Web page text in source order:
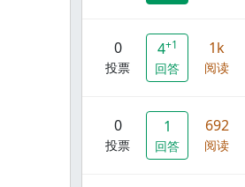
0
投票
4+1
回答
1k
阅读
0
投票
1
回答
692
阅读